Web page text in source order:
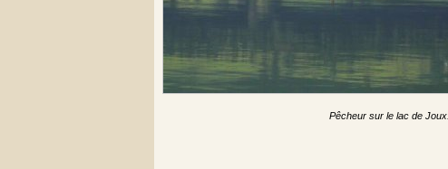
Pêcheur sur le lac de Joux.